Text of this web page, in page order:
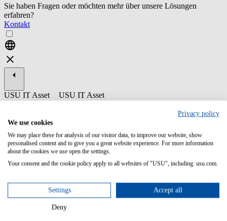
Sie haben Fragen oder möchten mehr über unsere Lösungen
erfahren?
Kontakt
USU IT Asset
ST16-7 USU
Endnutzer
USU IT Asset
Die USU Discovery - Endanwenderschulung ist eine
Basisschulung, die Sie in die Anwendung einführt und Sie in die
Inhalte/Lernziele:
Verstehen der Grundlagen der Datenerfassung mit USU
Privacy policy
We use cookies
We may place these for analysis of our visitor data, to improve our website, show
personalised content and to give you a great website experience. For more information
about the cookies we use open the settings.
Your consent and the cookie policy apply to all websites of "USU", including: usu.com.
Settings Accept all
Deny